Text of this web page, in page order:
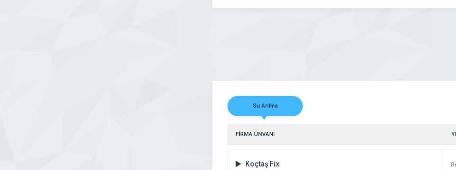
Su Arıtma
FİRMA ÜNVANI
Koçtaş Fix